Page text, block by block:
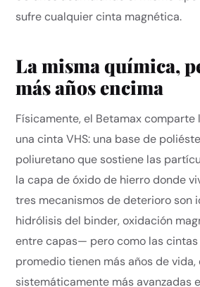
sufre cualquier cinta magnética.
La misma química,
más años encima
Físicamente, el Betamax
una cinta VHS: una base de
poliuretano que sostiene las
la capa de óxido de hierro donde
tres mecanismos de deterioro son
hidrólisis del binder, oxidación
entre capas— pero como las cintas
promedio tienen más años de vida,
sistemáticamente más avanzadas